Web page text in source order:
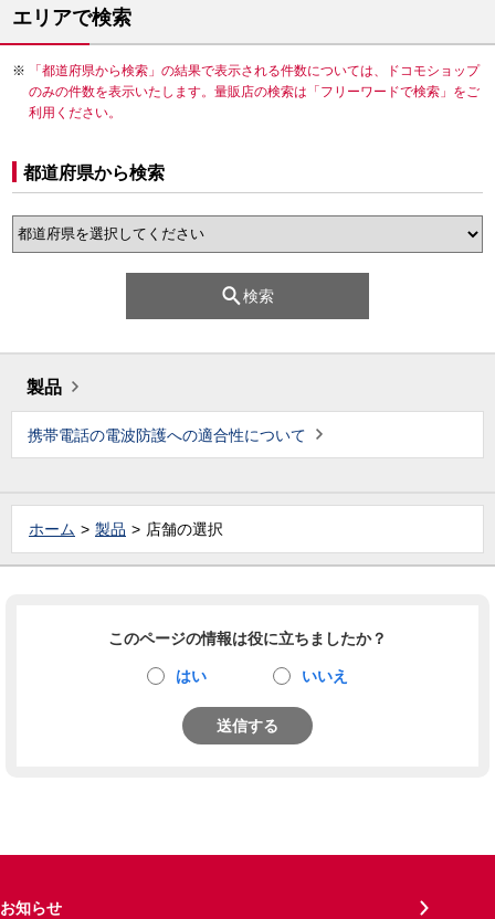
エリアで検索
「都道府県から検索」の結果で表示される件数については、ドコモショップ
のみの件数を表示いたします。量販店の検索は「フリーワードで検索」をご
利用ください。
都道府県から検索
検索
製品
携帯電話の電波防護への適合性について
ホーム 製品 店舗の選択
このページの情報は役に立ちましたか？
はい いいえ
送信する
お知らせ